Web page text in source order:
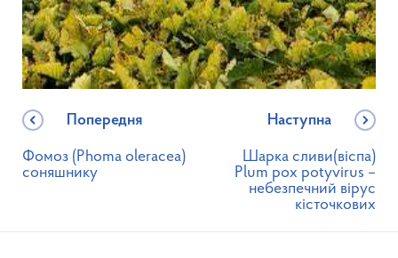
Попередня
Фомоз (Phoma oleracea)
соняшнику
Наступна
Шарка сливи(віспа)
Plum pox potyvirus –
небезпечний вірус
кісточкових